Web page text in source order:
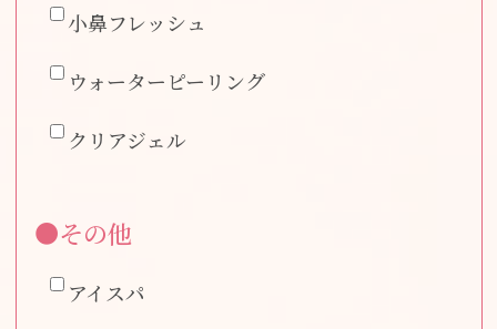
小鼻フレッシュ
ウォーターピーリング
クリアジェル
●その他
アイスパ